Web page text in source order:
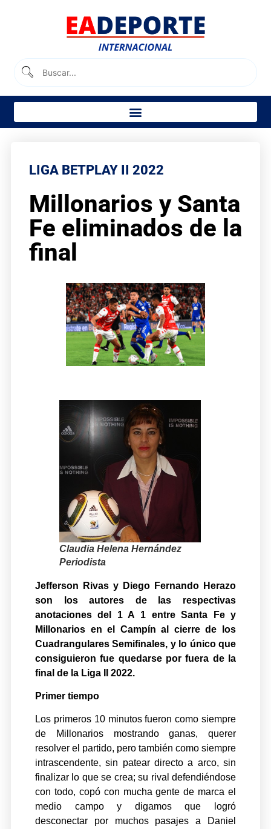
LIGA BETPLAY II 2022
Millonarios y Santa
Fe eliminados de la
final
Claudia Helena Hernández
Periodista
Jefferson Rivas y Diego Fernando Herazo
son los autores de las respectivas
anotaciones del 1 A 1 entre Santa Fe y
Millonarios en el Campín al cierre de los
Cuadrangulares Semifinales, y lo único que
consiguieron fue quedarse por fuera de la
final de la Liga II 2022.
Primer tiempo
Los primeros 10 minutos fueron como siempre
de Millonarios mostrando ganas, querer
resolver el partido, pero también como siempre
intrascendente, sin patear directo a arco, sin
finalizar lo que se crea; su rival defendiéndose
con todo, copó con mucha gente de marca el
medio campo y digamos que logró
desconectar por muchos pasajes a Daniel